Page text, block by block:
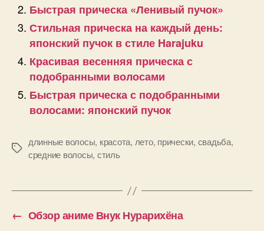
Быстрая прическа «Ленивый пучок»
Стильная прическа на каждый день:
японский пучок в стиле Harajuku
Красивая весенняя прическа с
подобранными волосами
Быстрая прическа с подобранными
волосами: японский пучок
Позначки
длинные волосы, красота, лето, прически, свадьба,
средние волосы, стиль
← Обзор аниме Внук Нурарихёна